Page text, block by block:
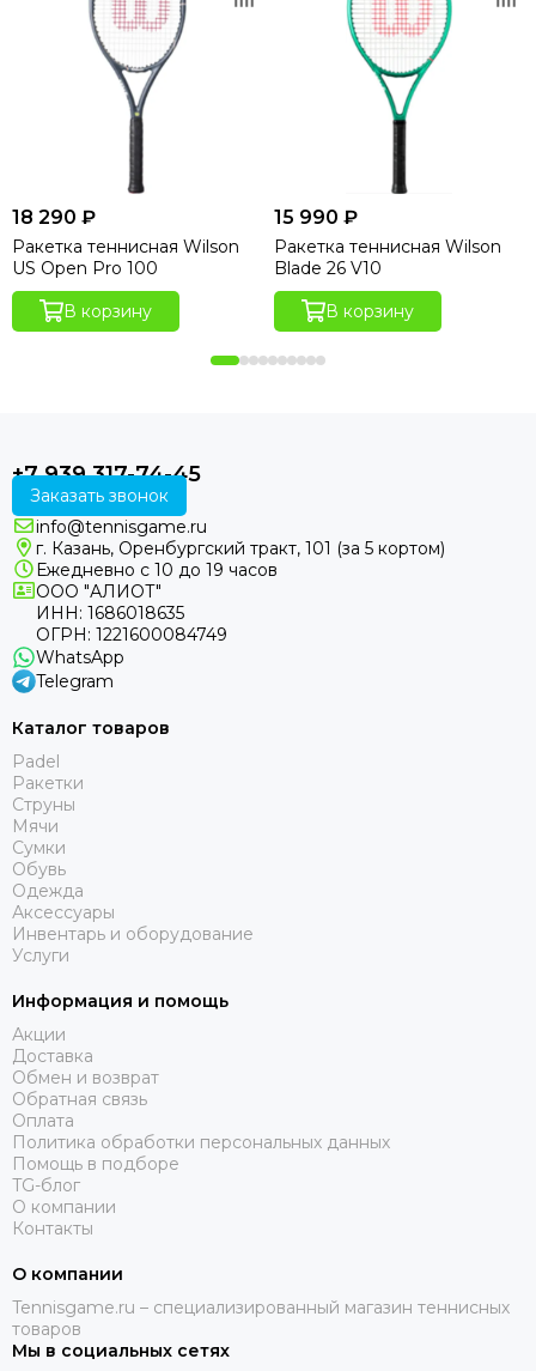
18 290 ₽
Ракетка теннисная Wilson
US Open Pro 100
В корзину
15 990 ₽
Ракетка теннисная Wilson
Blade 26 V10
В корзину
+7 939 317-74-45
Заказать звонок
info@tennisgame.ru
г. Казань, Оренбургский тракт, 101 (за 5 кортом)
Ежедневно с 10 до 19 часов
ООО "АЛИОТ"
ИНН: 1686018635
ОГРН: 1221600084749
WhatsApp
Telegram
Каталог товаров
Padel
Ракетки
Струны
Мячи
Сумки
Обувь
Одежда
Аксессуары
Инвентарь и оборудование
Услуги
Информация и помощь
Акции
Доставка
Обмен и возврат
Обратная связь
Оплата
Политика обработки персональных данных
Помощь в подборе
TG-блог
О компании
Контакты
О компании
Tennisgame.ru – специализированный магазин теннисных
товаров
Мы в социальных сетях